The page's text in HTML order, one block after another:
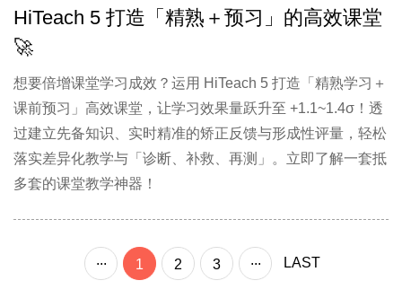
HiTeach 5 打造「精熟＋预习」的高效课堂
🚀
想要倍增课堂学习成效？运用 HiTeach 5 打造「精熟学习＋
课前预习」高效课堂，让学习效果量跃升至 +1.1~1.4σ！透
过建立先备知识、实时精准的矫正反馈与形成性评量，轻松
落实差异化教学与「诊断、补救、再测」。立即了解一套抵
多套的课堂教学神器！
... 1 2 3 ... LAST